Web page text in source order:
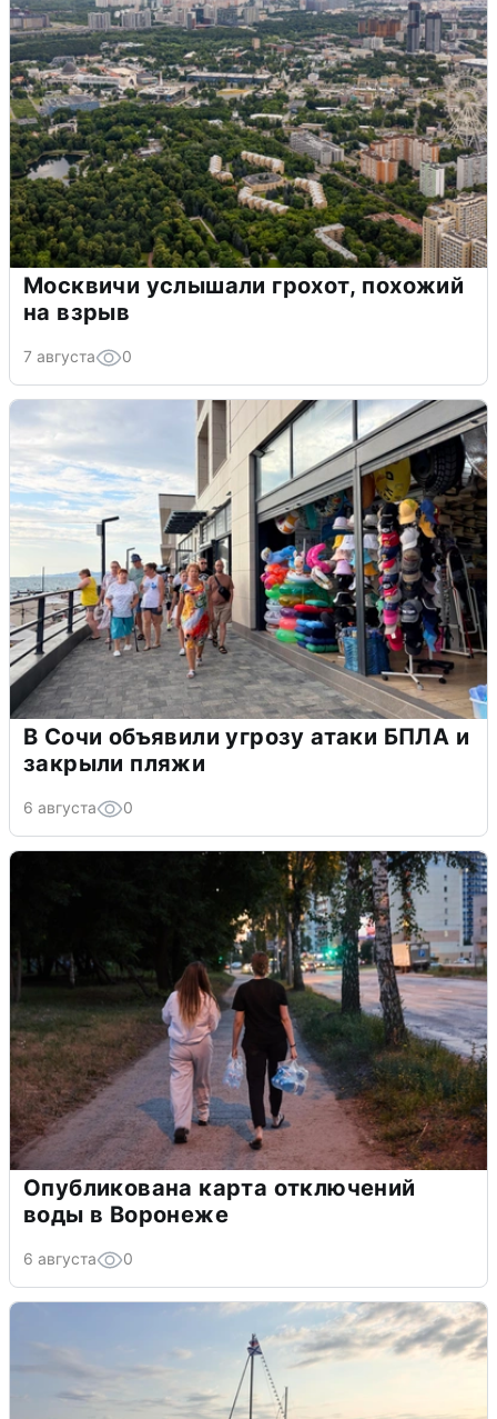
Москвичи услышали грохот, похожий
на взрыв
7 августа 0
В Сочи объявили угрозу атаки БПЛА и
закрыли пляжи
6 августа 0
Опубликована карта отключений
воды в Воронеже
6 августа 0